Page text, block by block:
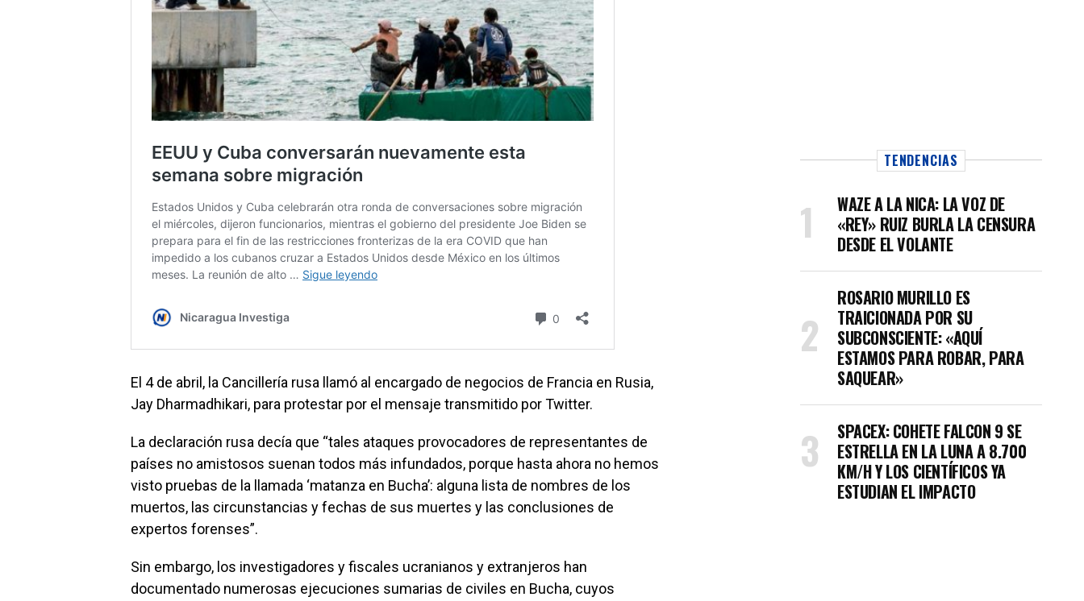
El 4 de abril, la Cancillería rusa llamó al encargado de negocios de Francia en Rusia,
Jay Dharmadhikari, para protestar por el mensaje transmitido por Twitter.
La declaración rusa decía que “tales ataques provocadores de representantes de
países no amistosos suenan todos más infundados, porque hasta ahora no hemos
visto pruebas de la llamada ‘matanza en Bucha’: alguna lista de nombres de los
muertos, las circunstancias y fechas de sus muertes y las conclusiones de
expertos forenses”.
Sin embargo, los investigadores y fiscales ucranianos y extranjeros han
documentado numerosas ejecuciones sumarias de civiles en Bucha, cuyos
TENDENCIAS
WAZE A LA NICA: LA VOZ DE
«REY» RUIZ BURLA LA CENSURA
DESDE EL VOLANTE
ROSARIO MURILLO ES
TRAICIONADA POR SU
SUBCONSCIENTE: «AQUÍ
ESTAMOS PARA ROBAR, PARA
SAQUEAR»
SPACEX: COHETE FALCON 9 SE
ESTRELLA EN LA LUNA A 8.700
KM/H Y LOS CIENTÍFICOS YA
ESTUDIAN EL IMPACTO